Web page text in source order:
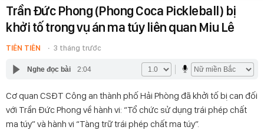
Trần Đức Phong (Phong Coca Pickleball) bị
khởi tố trong vụ án ma túy liên quan Miu Lê
TIÊN TIÊN 3 tháng trước
Nghe đọc bài 2:04
Cơ quan CSĐT Công an thành phố Hải Phòng đã khởi tố bị can đối
với Trần Đức Phong về hành vi: “Tổ chức sử dụng trái phép chất
ma túy” và hành vi “Tàng trữ trái phép chất ma túy”.